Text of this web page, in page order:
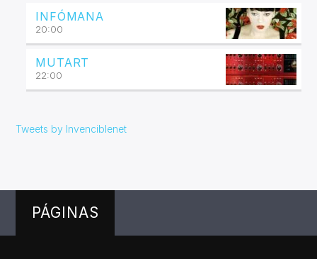
INFÓMANA
20:00
MUTART
22:00
Tweets by Invenciblenet
PÁGINAS